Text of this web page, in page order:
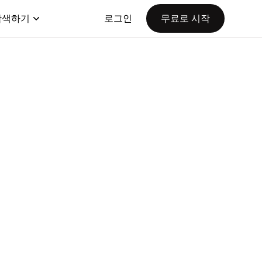
하기 로그인 무료로 시작